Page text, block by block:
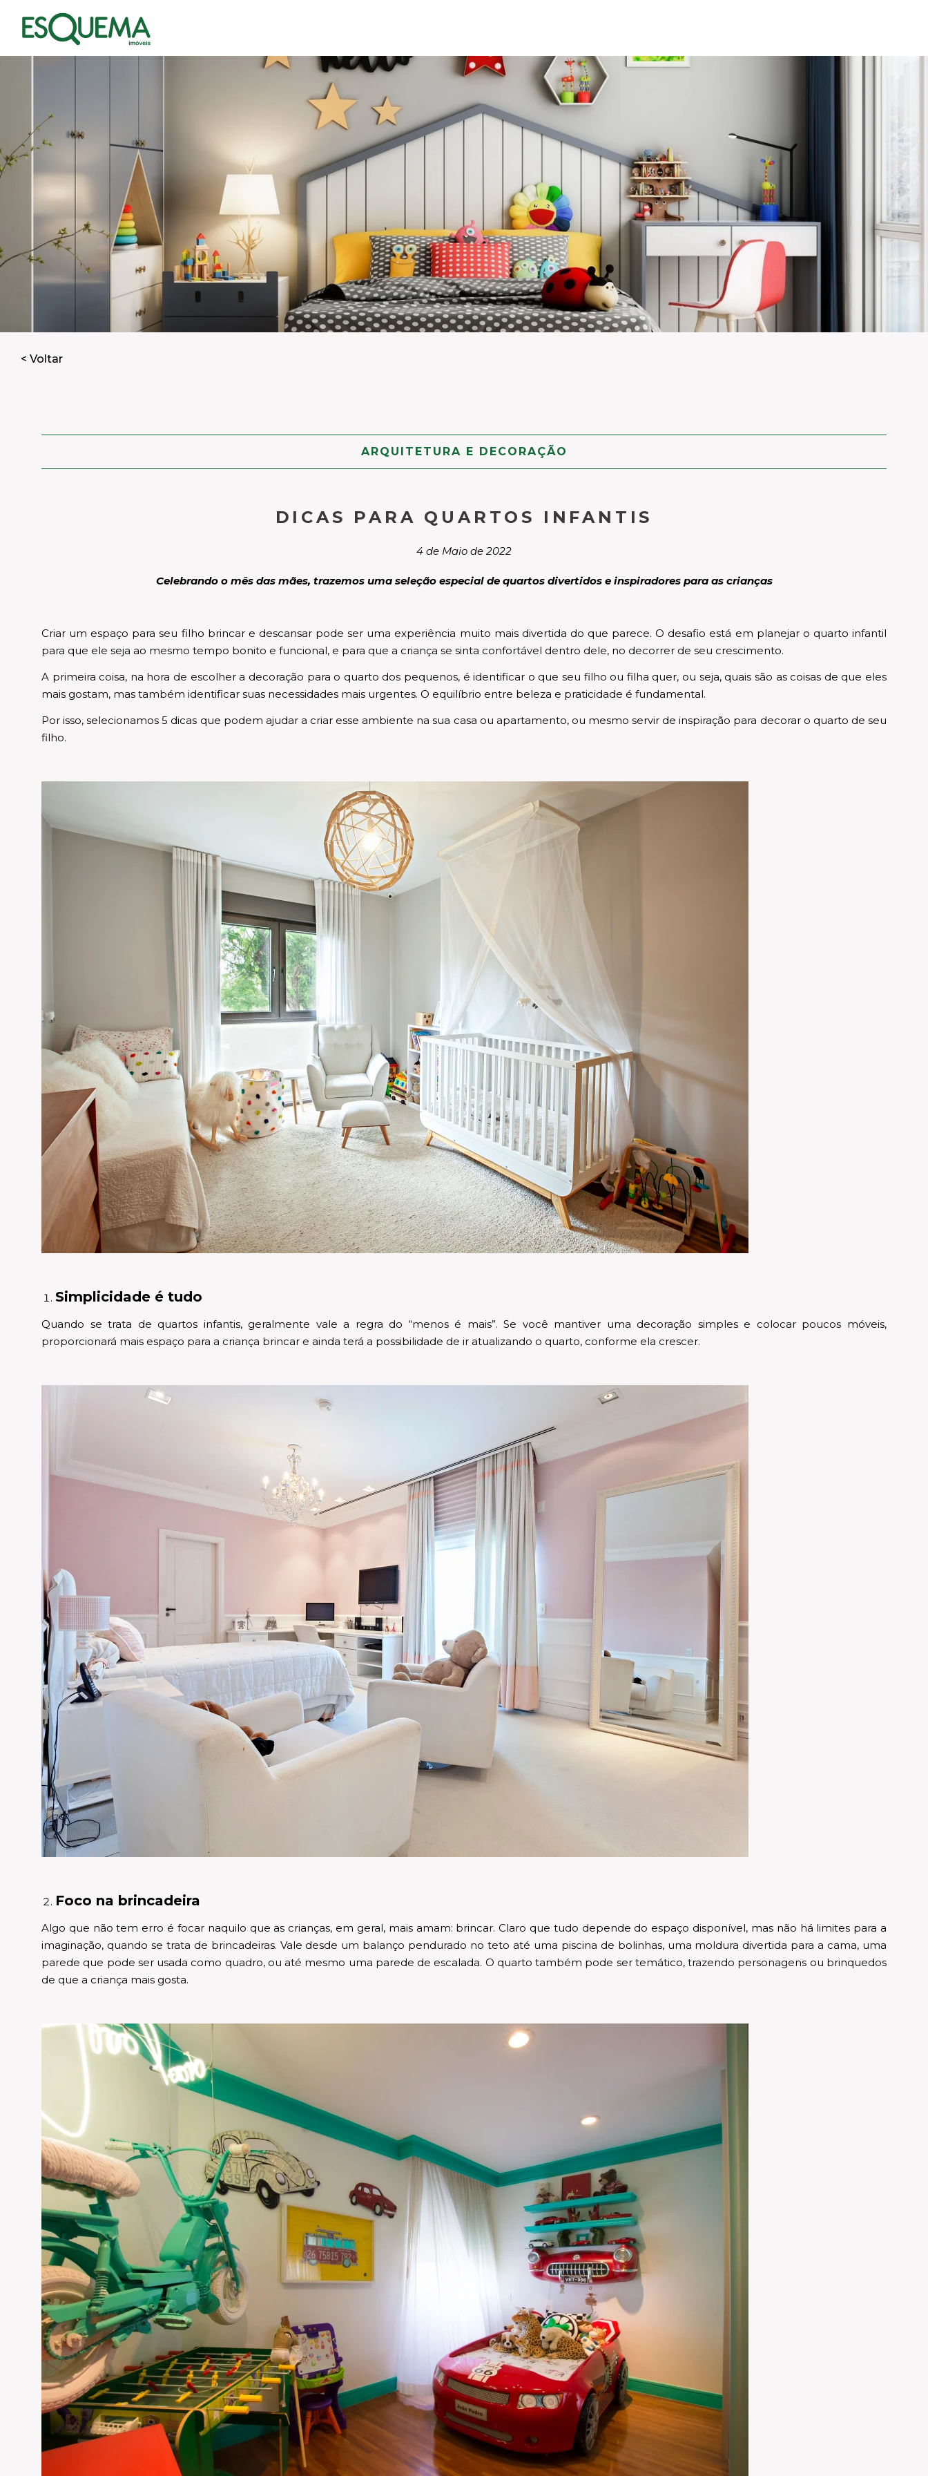
< Voltar
ARQUITETURA E DECORAÇÃO
DICAS PARA QUARTOS INFANTIS
4 de Maio de 2022
Celebrando o mês das mães, trazemos uma seleção especial de quartos divertidos e inspiradores para as crianças
Criar um espaço para seu filho brincar e descansar pode ser uma experiência muito mais divertida do que parece. O desafio está em planejar o quarto infantil
para que ele seja ao mesmo tempo bonito e funcional, e para que a criança se sinta confortável dentro dele, no decorrer de seu crescimento.
A primeira coisa, na hora de escolher a decoração para o quarto dos pequenos, é identificar o que seu filho ou filha quer, ou seja, quais são as coisas de que eles
mais gostam, mas também identificar suas necessidades mais urgentes. O equilíbrio entre beleza e praticidade é fundamental.
Por isso, selecionamos 5 dicas que podem ajudar a criar esse ambiente na sua casa ou apartamento, ou mesmo servir de inspiração para decorar o quarto de seu
filho.
Simplicidade é tudo
Quando se trata de quartos infantis, geralmente vale a regra do “menos é mais”. Se você mantiver uma decoração simples e colocar poucos móveis,
proporcionará mais espaço para a criança brincar e ainda terá a possibilidade de ir atualizando o quarto, conforme ela crescer.
Foco na brincadeira
Algo que não tem erro é focar naquilo que as crianças, em geral, mais amam: brincar. Claro que tudo depende do espaço disponível, mas não há limites para a
imaginação, quando se trata de brincadeiras. Vale desde um balanço pendurado no teto até uma piscina de bolinhas, uma moldura divertida para a cama, uma
parede que pode ser usada como quadro, ou até mesmo uma parede de escalada. O quarto também pode ser temático, trazendo personagens ou brinquedos
de que a criança mais gosta.